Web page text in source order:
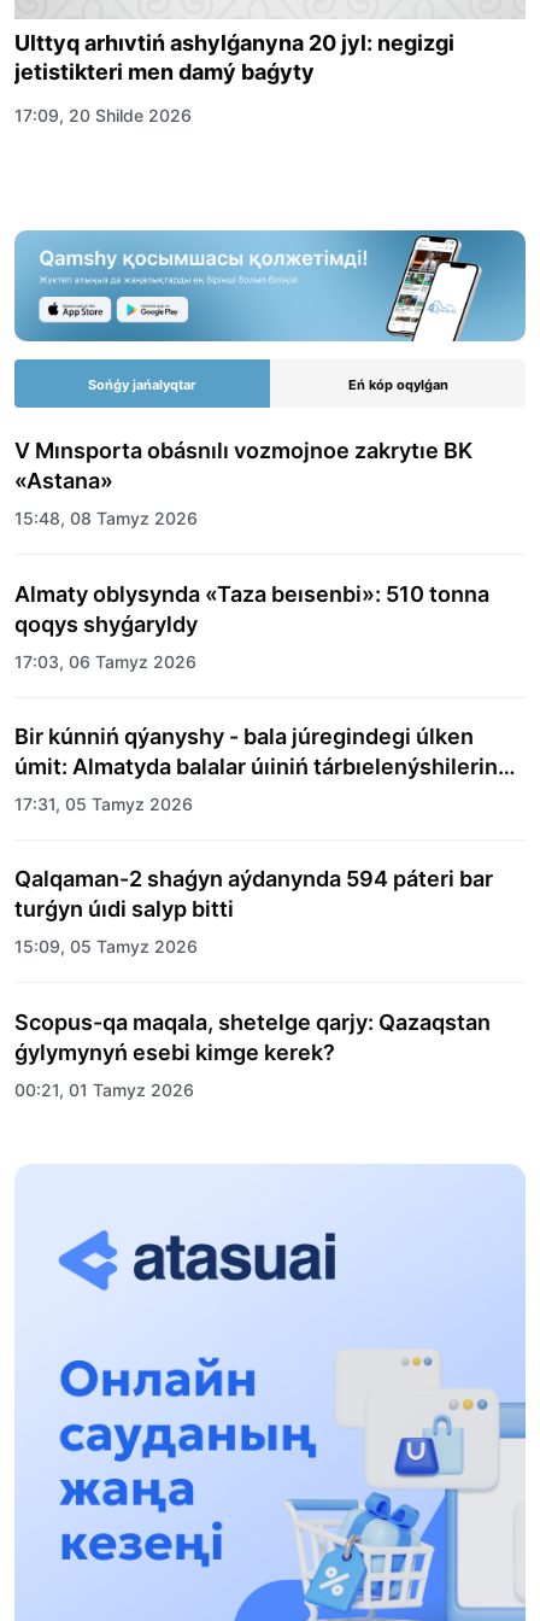
Ulttyq arhıvtiń ashylǵanyna 20 jyl: negizgi
jetistikteri men damý baǵyty
17:09, 20 Shilde 2026
Sońǵy jańalyqtar Eń kóp oqylǵan
V Mınsporta obásnılı vozmojnoe zakrytıe BK
«Astana»
15:48, 08 Tamyz 2026
Almaty oblysynda «Taza beısenbi»: 510 tonna
qoqys shyǵaryldy
17:03, 06 Tamyz 2026
Bir kúnniń qýanyshy - bala júregindegi úlken
úmit: Almatyda balalar úıiniń tárbıelenýshilerine
merekelik kún uıymdastyryldy
17:31, 05 Tamyz 2026
Qalqaman-2 shaǵyn aýdanynda 594 páteri bar
turǵyn úıdi salyp bitti
15:09, 05 Tamyz 2026
Scopus-qa maqala, shetelge qarjy: Qazaqstan
ǵylymynyń esebi kimge kerek?
00:21, 01 Tamyz 2026
«Zań kerýeni» jobasy: Abaı oblysynda quqyqtyq
17:31, 31 Shilde 2026
13:13, 30 Shilde 2026
Asqat Asylbekov: Kúshti bılikke kúshti tulǵalar
kerek!
12:01, 28 Shilde 2026
Abzal Dostıar: Dýman Muhametkárimdi Almaty